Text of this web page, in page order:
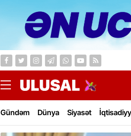
Gündəm Dünya Siyasət